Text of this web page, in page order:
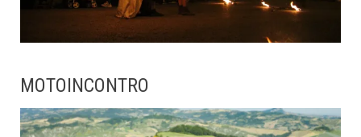
MOTOINCONTRO